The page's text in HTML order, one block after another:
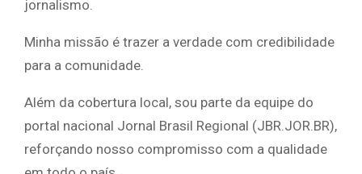
jornalismo.
Minha missão é trazer a verdade com credibilidade
para a comunidade.
Além da cobertura local, sou parte da equipe do
portal nacional Jornal Brasil Regional (JBR.JOR.BR),
reforçando nosso compromisso com a qualidade